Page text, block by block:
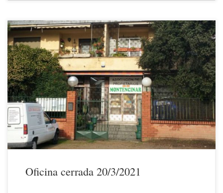
17/3/2021Les comunicamos que el próximo sábado 20 de marzo de
2021 la oficina de la Asociación permanecerá cerrada. La JUNTA
DIRECTIVA
Oficina cerrada 20/3/2021